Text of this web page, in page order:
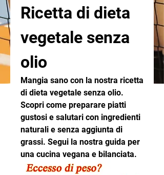
Ricetta di dieta
vegetale senza
olio
Mangia sano con la nostra ricetta
di dieta vegetale senza olio.
Scopri come preparare piatti
gustosi e salutari con ingredienti
naturali e senza aggiunta di
grassi. Segui la nostra guida per
una cucina vegana e bilanciata.